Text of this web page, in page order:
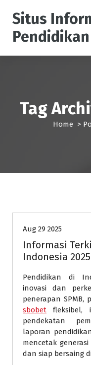
Situs
Tag
Home >
Aug 29 2025
Informasi
Indonesia 2025
Pendidikan di
inovasi dan
penerapan SPMB,
sbobet fleksibel,
pendekatan
laporan
mencetak
dan siap bersaing